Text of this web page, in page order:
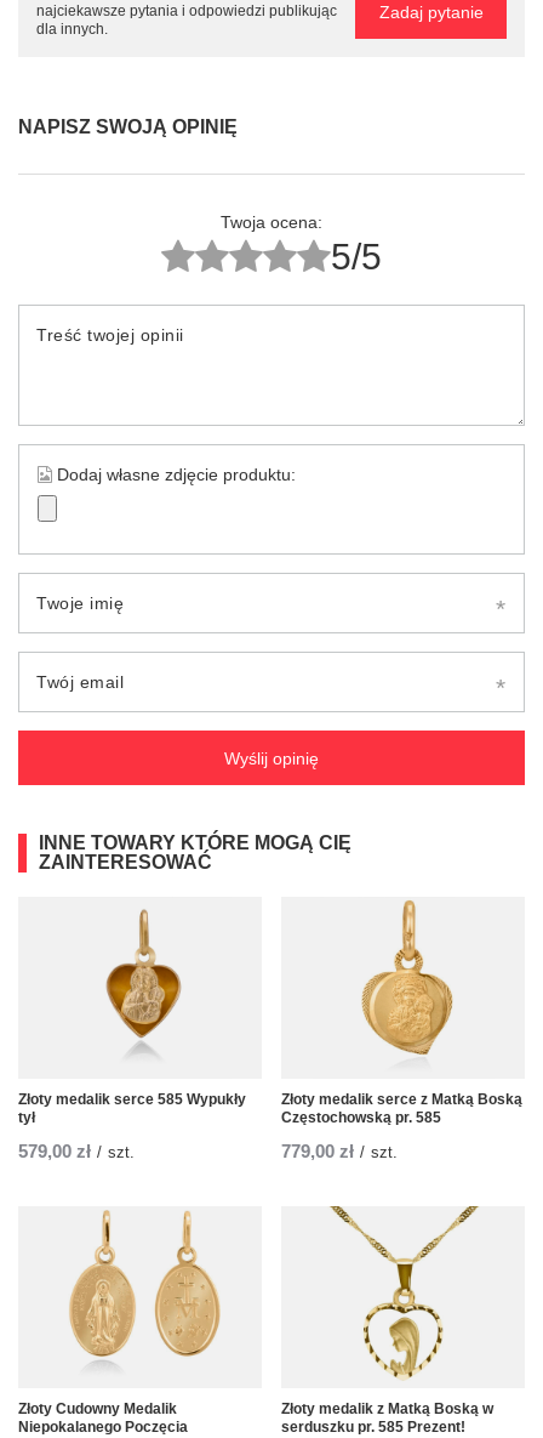
najciekawsze pytania i odpowiedzi publikując
dla innych.
Zadaj pytanie
NAPISZ SWOJĄ OPINIĘ
Twoja ocena:
5/5
Treść twojej opinii
Dodaj własne zdjęcie produktu:
Twoje imię
Twój email
Wyślij opinię
INNE TOWARY KTÓRE MOGĄ CIĘ
ZAINTERESOWAĆ
Złoty medalik serce 585 Wypukły
tył
579,00 zł / szt.
Złoty medalik serce z Matką Boską
Częstochowską pr. 585
779,00 zł / szt.
Złoty Cudowny Medalik
Niepokalanego Poczęcia
Złoty medalik z Matką Boską w
serduszku pr. 585 Prezent!